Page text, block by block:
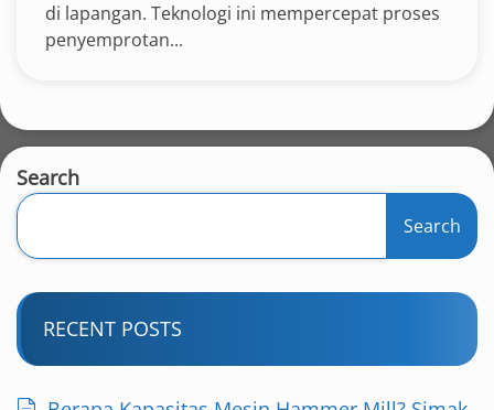
di lapangan. Teknologi ini mempercepat proses
penyemprotan...
Search
Search
RECENT POSTS